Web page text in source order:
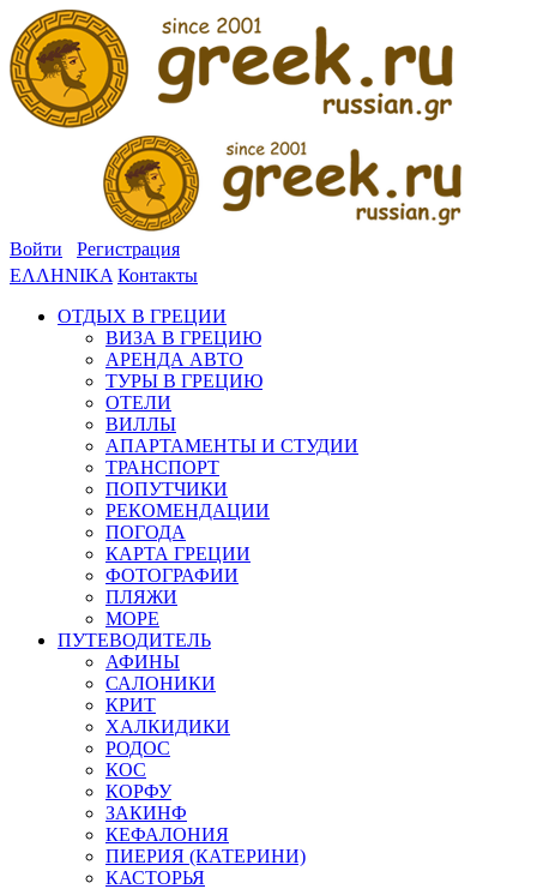
Войти
Регистрация
ΕΛΛΗΝΙΚΑ Контакты
ОТДЫХ В ГРЕЦИИ
ВИЗА В ГРЕЦИЮ
АРЕНДА АВТО
ТУРЫ В ГРЕЦИЮ
ОТЕЛИ
ВИЛЛЫ
АПАРТАМЕНТЫ И СТУДИИ
ТРАНСПОРТ
ПОПУТЧИКИ
РЕКОМЕНДАЦИИ
ПОГОДА
КАРТА ГРЕЦИИ
ФОТОГРАФИИ
ПЛЯЖИ
МОРЕ
ПУТЕВОДИТЕЛЬ
АФИНЫ
САЛОНИКИ
КРИТ
ХАЛКИДИКИ
РОДОС
КОС
КОРФУ
ЗАКИНФ
КЕФАЛОНИЯ
ПИЕРИЯ (КАТЕРИНИ)
КАСТОРЬЯ